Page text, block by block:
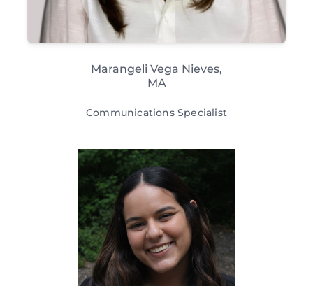
Marangeli Vega Nieves,
MA
Communications Specialist